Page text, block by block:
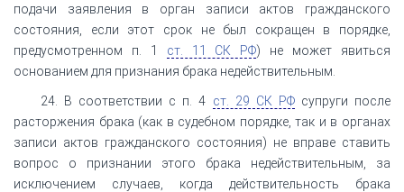
подачи заявления в орган записи актов гражданского
состояния, если этот срок не был сокращен в порядке,
предусмотренном п. 1 ст. 11 СК РФ) не может явиться
основанием для признания брака недействительным.
24. В соответствии с п. 4 ст. 29 СК РФсупруги после
расторжения брака (как в судебном порядке, так и в органах
записи актов гражданского состояния) не вправе ставить
вопрос о признании этого брака недействительным, за
исключением случаев, когда действительность брака